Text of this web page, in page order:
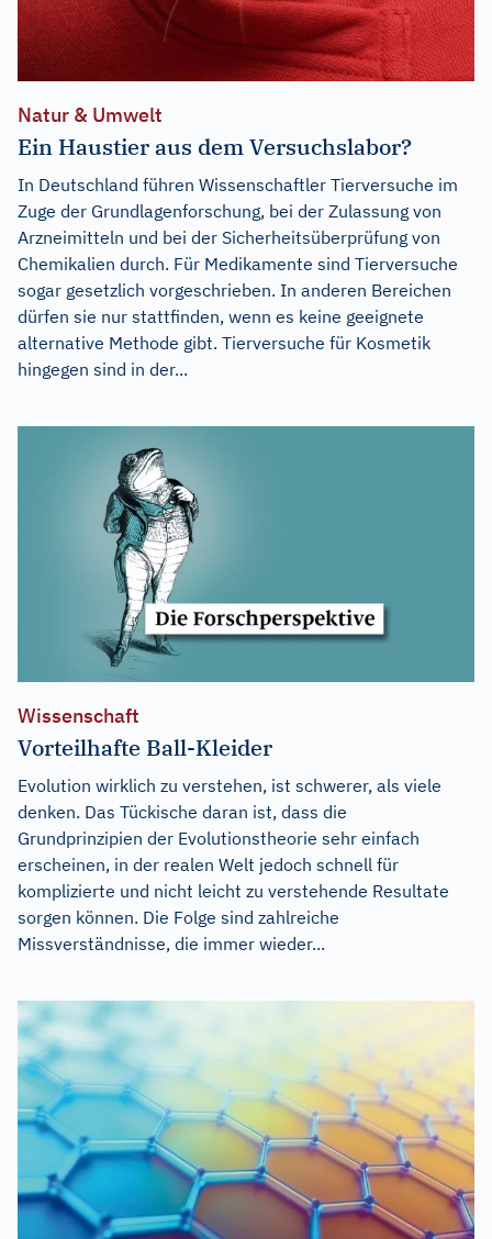
Natur & Umwelt
Ein Haustier aus dem Versuchslabor?
In Deutschland führen Wissenschaftler Tierversuche im
Zuge der Grundlagenforschung, bei der Zulassung von
Arzneimitteln und bei der Sicherheitsüberprüfung von
Chemikalien durch. Für Medikamente sind Tierversuche
sogar gesetzlich vorgeschrieben. In anderen Bereichen
dürfen sie nur stattfinden, wenn es keine geeignete
alternative Methode gibt. Tierversuche für Kosmetik
hingegen sind in der...
Wissenschaft
Vorteilhafte Ball-Kleider
Evolution wirklich zu verstehen, ist schwerer, als viele
denken. Das Tückische daran ist, dass die
Grundprinzipien der Evolutionstheorie sehr einfach
erscheinen, in der realen Welt jedoch schnell für
komplizierte und nicht leicht zu verstehende Resultate
sorgen können. Die Folge sind zahlreiche
Missverständnisse, die immer wieder...